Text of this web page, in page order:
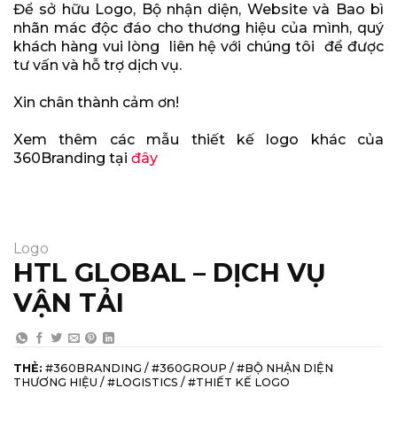
Để sở hữu Logo, Bộ nhận diện, Website và Bao bì
nhãn mác độc đáo cho thương hiệu của mình, quý
khách hàng vui lòng liên hệ với chúng tôi để được
tư vấn và hỗ trợ dịch vụ.
Xin chân thành cảm ơn!
Xem thêm các mẫu thiết kế logo khác của
360Branding tại đây
Logo
HTL GLOBAL – DỊCH VỤ
VẬN TẢI
THẺ: #360BRANDING / #360GROUP / #BỘ NHẬN DIỆN
THƯƠNG HIỆU / #LOGISTICS / #THIẾT KẾ LOGO